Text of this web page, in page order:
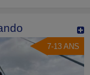
7-13 ANS